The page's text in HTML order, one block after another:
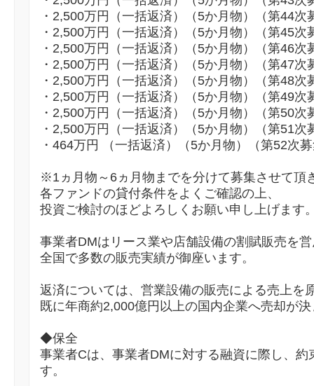
・2,500万円（一括返済）（5か月物）（第44次
・2,500万円（一括返済）（5か月物）（第45次
・2,500万円（一括返済）（5か月物）（第46次
・2,500万円（一括返済）（5か月物）（第47次
・2,500万円（一括返済）（5か月物）（第48次
・2,500万円（一括返済）（5か月物）（第49次
・2,500万円（一括返済）（5か月物）（第50次
・2,500万円（一括返済）（5か月物）（第51次
・464万円 （一括返済）（5か月物）（第52次
※1ヵ月物～6ヵ月物までを分けて募集させて頂
各ファンドの貸付条件をよくご確認の上、
投資ご検討のほどよろしくお願い申し上げます
事業者DMはリース業や店舗設備の割賦販売を
全国で多数の販売実績が御座います。
返済については、営業設備の販売による売上を
既に年商約2,000億円以上の国内企業へ売却が
◆保全
事業者Cは、事業者DMに対する融資に際し、
す。